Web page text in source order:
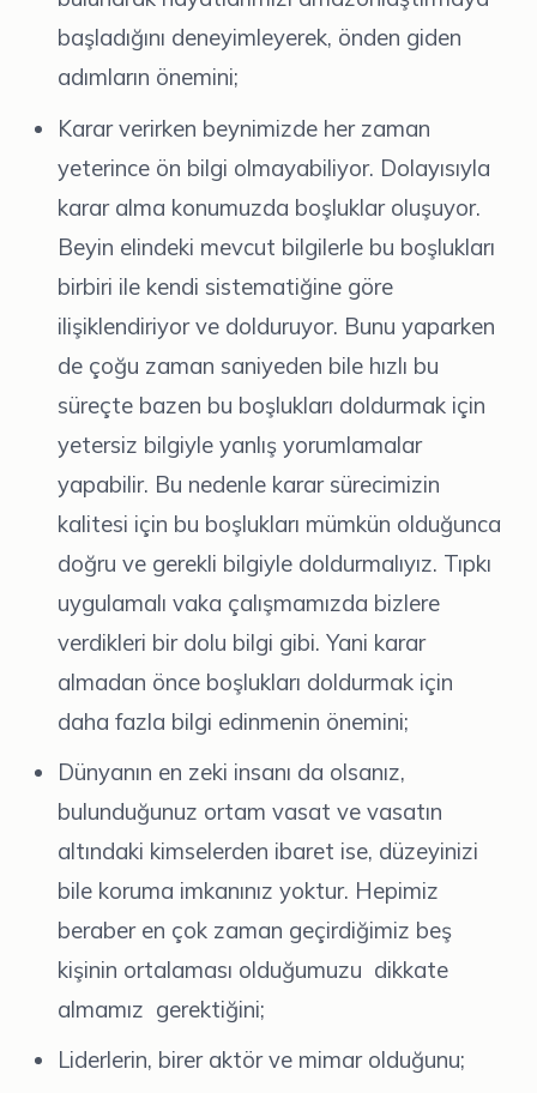
başladığını deneyimleyerek, önden giden
adımların önemini;
Karar verirken beynimizde her zaman
yeterince ön bilgi olmayabiliyor. Dolayısıyla
karar alma konumuzda boşluklar oluşuyor.
Beyin elindeki mevcut bilgilerle bu boşlukları
birbiri ile kendi sistematiğine göre
ilişiklendiriyor ve dolduruyor. Bunu yaparken
de çoğu zaman saniyeden bile hızlı bu
süreçte bazen bu boşlukları doldurmak için
yetersiz bilgiyle yanlış yorumlamalar
yapabilir. Bu nedenle karar sürecimizin
kalitesi için bu boşlukları mümkün olduğunca
doğru ve gerekli bilgiyle doldurmalıyız. Tıpkı
uygulamalı vaka çalışmamızda bizlere
verdikleri bir dolu bilgi gibi. Yani karar
almadan önce boşlukları doldurmak için
daha fazla bilgi edinmenin önemini;
Dünyanın en zeki insanı da olsanız,
bulunduğunuz ortam vasat ve vasatın
altındaki kimselerden ibaret ise, düzeyinizi
bile koruma imkanınız yoktur. Hepimiz
beraber en çok zaman geçirdiğimiz beş
kişinin ortalaması olduğumuzu dikkate
almamız gerektiğini;
Liderlerin, birer aktör ve mimar olduğunu;